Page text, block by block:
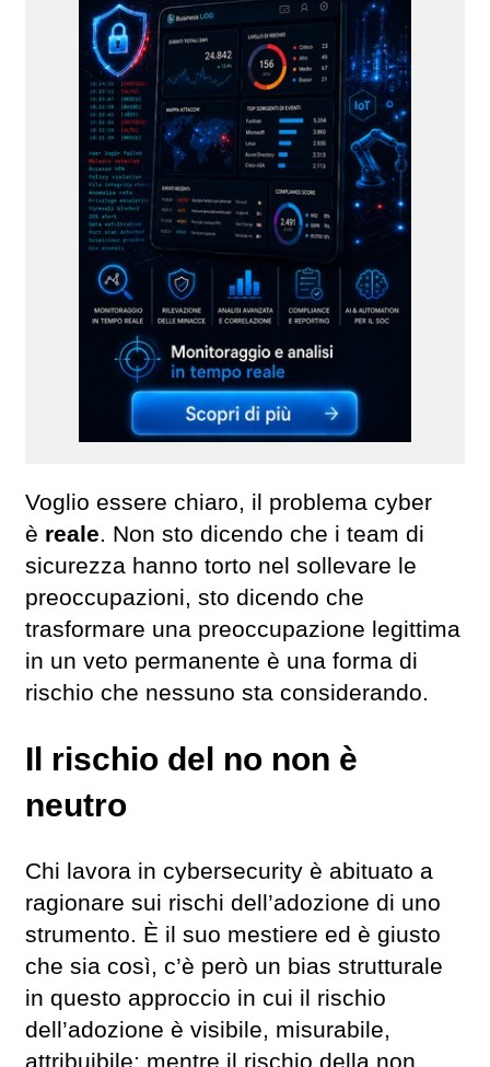
Voglio essere chiaro, il problema cyber
è reale. Non sto dicendo che i team di
sicurezza hanno torto nel sollevare le
preoccupazioni, sto dicendo che
trasformare una preoccupazione legittima
in un veto permanente è una forma di
rischio che nessuno sta considerando.
Il rischio del no non è
neutro
Chi lavora in cybersecurity è abituato a
ragionare sui rischi dell’adozione di uno
strumento. È il suo mestiere ed è giusto
che sia così, c’è però un bias strutturale
in questo approccio in cui il rischio
dell’adozione è visibile, misurabile,
attribuibile; mentre il rischio della non